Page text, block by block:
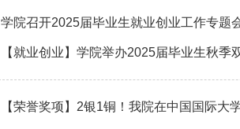
学院召开2025届毕业生就业创业工作专题
【就业创业】学院举办2025届毕业生秋季
【荣誉奖项】2银1铜！我院在中国国际大